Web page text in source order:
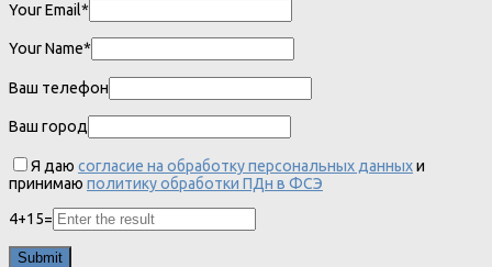
Your Email*
Your Name*
Ваш телефон
Ваш город
Я даю согласие на обработку персональных данныхи
принимаю политику обработки ПДн в ФСЭ
4+15=